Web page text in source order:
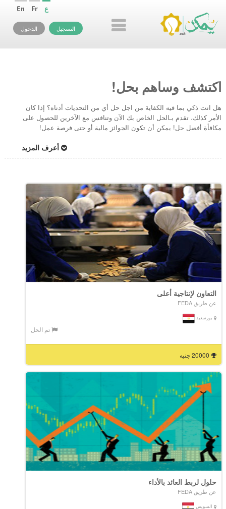
En Fr ع
التسجيل الدخول
اكتشف وساهم بحل!
هل انت ذكي بما فيه الكفاية من اجل حل أي من التحديات أدناه؟ إذا كان
الأمر كذلك، تقدم بـالحل الخاص بك الآن وتنافس مع الآخرين للحصول على
مكافأة أفضل حل! يمكن أن تكون الجوائز مالية أو حتى فرصة عمل!
أعرف المزيد
التعاون لإنتاجية أعلى
عن طريق FEDA
بورسعيد
تم الحل
20000 جنيه
حلول لربط العائد بالأداء
عن طريق FEDA
السويس